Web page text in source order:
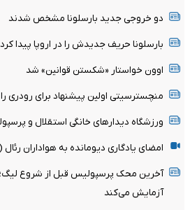
دو خروجی جدید بارسلونا مشخص شدند
بارسلونا حریف جدیدش را در اروپا پیدا کرد
اوون خواستار «شکستن قوانین» شد
منچسترسیتی اولین پیشنهاد برای رودری
ورزشگاه دیدارهای خانگی استقلال و
امضای یادگاری دیومانده به هواداران
آخرین محک پرسپولیس قبل از شروع لیگ؛
آزمایش می‌کند